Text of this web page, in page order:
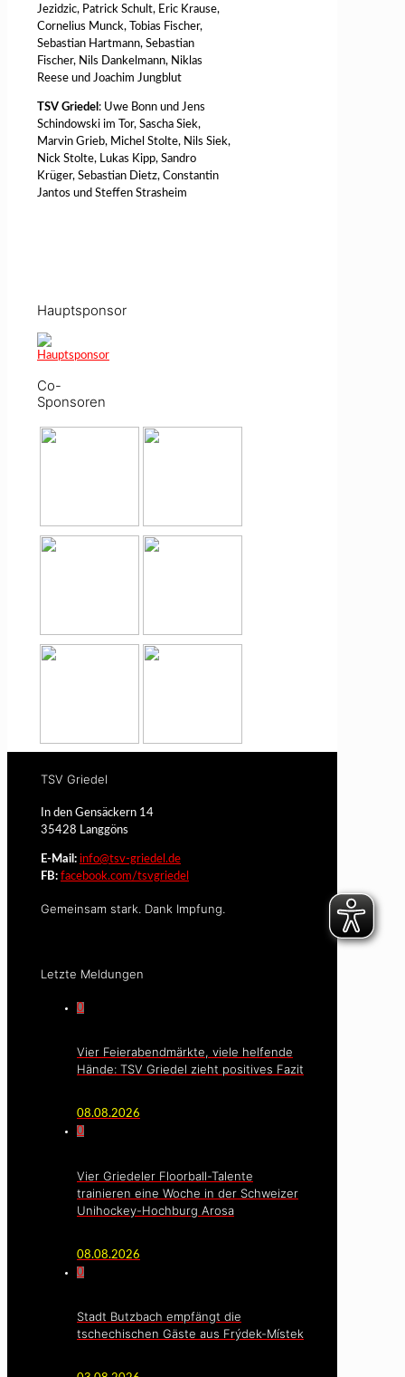
Jezidzic, Patrick Schult, Eric Krause,
Cornelius Munck, Tobias Fischer,
Sebastian Hartmann, Sebastian
Fischer, Nils Dankelmann, Niklas
Reese und Joachim Jungblut
TSV Griedel : Uwe Bonn und Jens
Schindowski im Tor, Sascha Siek,
Marvin Grieb, Michel Stolte, Nils Siek,
Nick Stolte, Lukas Kipp, Sandro
Krüger, Sebastian Dietz, Constantin
Jantos und Steffen Strasheim
Hauptsponsor
Co-
Sponsoren
TSV Griedel
In den Gensäckern 14
35428 Langgöns
E-Mail: info@tsv-griedel.de
FB: facebook.com/tsvgriedel
Gemeinsam stark. Dank Impfung.
Letzte Meldungen
0
Vier Feierabendmärkte, viele helfende
Hände: TSV Griedel zieht positives Fazit
08.08.2026
0
Vier Griedeler Floorball-Talente
trainieren eine Woche in der Schweizer
Unihockey-Hochburg Arosa
08.08.2026
0
Stadt Butzbach empfängt die
tschechischen Gäste aus Frýdek-Místek